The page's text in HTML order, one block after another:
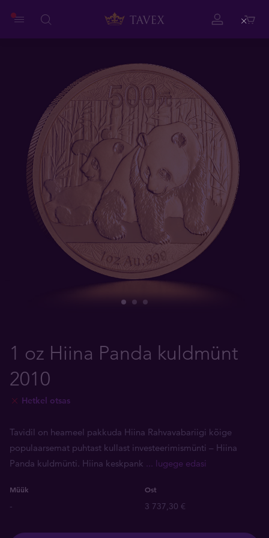
1 oz Hiina Panda kuldmünt
2010
Hetkel otsas
Tavidil on heameel pakkuda Hiina Rahvavabariigi kõige
populaarsemat puhtast kullast investeerimismünti – Hiina
Panda kuldmünti. Hiina keskpank ... lugege edasi
Müük Ost
- 3 737,30 €
Close